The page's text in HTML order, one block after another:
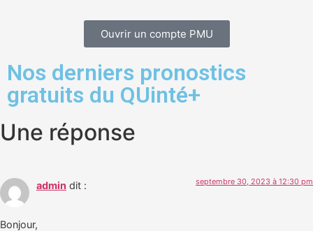
Ouvrir un compte PMU
Nos derniers pronostics
gratuits du QUinté+
Une réponse
admin dit : septembre 30, 2023 à 12:30 pm
Bonjour,